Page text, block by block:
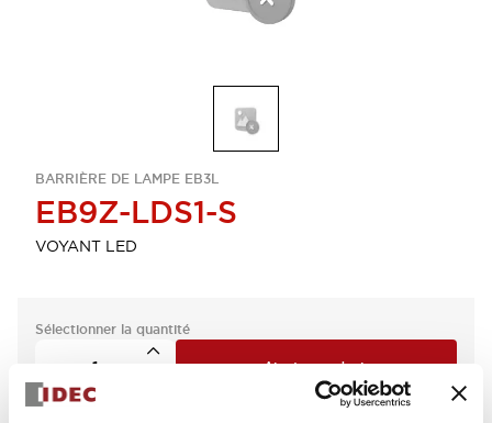
BARRIÈRE DE LAMPE EB3L
EB9Z-LDS1-S
VOYANT LED
Sélectionner la quantité
Ajouter au devis